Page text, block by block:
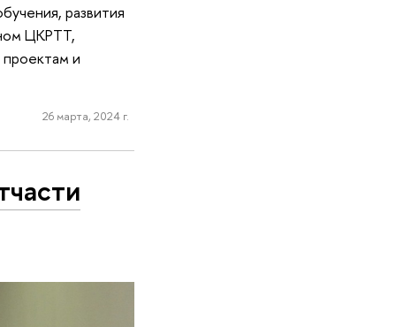
развития
ЦКРТТ,
и
26 марта, 2024 г.